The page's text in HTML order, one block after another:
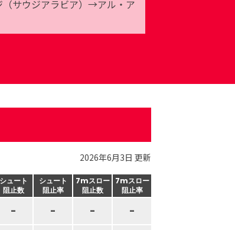
サウジアラビア）→アル・ア
2026年6月3日 更新
シュート
阻止数
シュート
阻止率
7mスロー
阻止数
7mスロー
阻止率
- - -
-